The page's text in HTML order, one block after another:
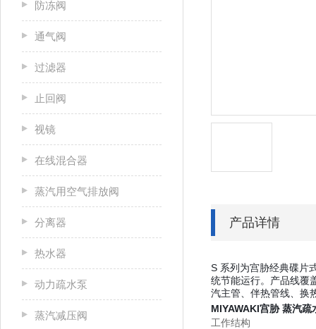
防冻阀
通气阀
过滤器
止回阀
视镜
在线混合器
蒸汽用空气排放阀
分离器
热水器
动力疏水泵
蒸汽减压阀
产品详情
S 系列为宫胁经典碟片
统节能运行。产品线覆
汽主管、伴热管线、换
MIYAWAKI宫胁 蒸汽疏
工作结构